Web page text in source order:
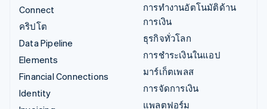
Connect
คริปโต
Data Pipeline
Elements
Financial Connections
Identity
การทำงานอัตโนมัติด้าน
การเงิน
ธุรกิจทั่วโลก
การชำระเงินในแอป
มาร์เก็ตเพลส
การจัดการเงิน
แพลตฟอร์ม